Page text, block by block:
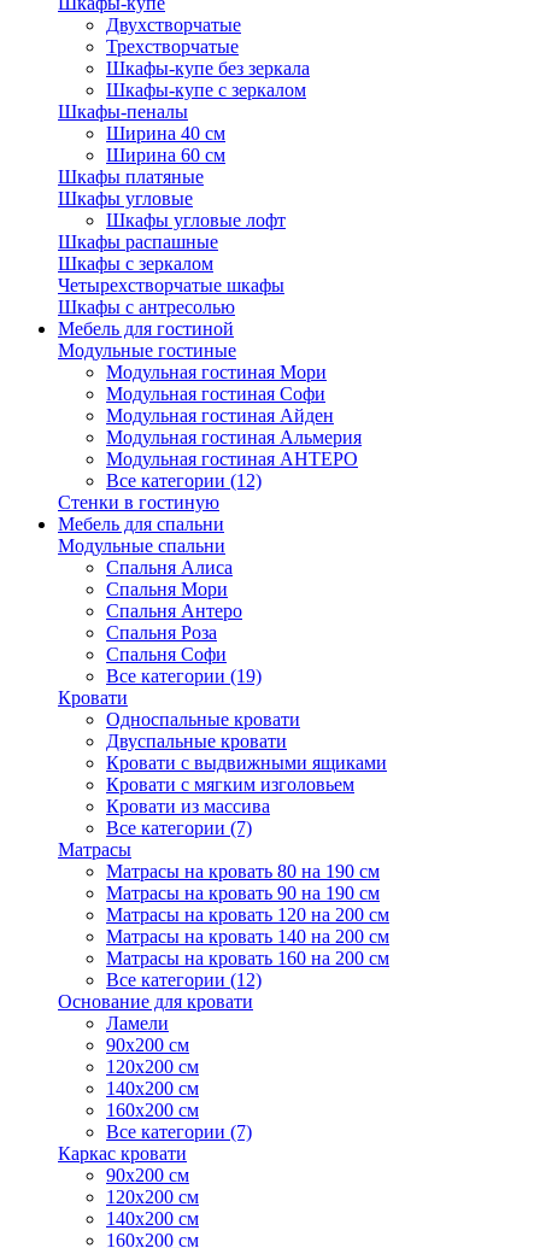
Двухстворчатые
Трехстворчатые
Шкафы-купе без зеркала
Шкафы-купе с зеркалом
Шкафы-пеналы
Ширина 40 см
Ширина 60 см
Шкафы платяные
Шкафы угловые
Шкафы угловые лофт
Шкафы распашные
Шкафы с зеркалом
Четырехстворчатые шкафы
Шкафы с антресолью
Мебель для гостиной
Модульные гостиные
Модульная гостиная Мори
Модульная гостиная Софи
Модульная гостиная Айден
Модульная гостиная Альмерия
Модульная гостиная АНТЕРО
Все категории (12)
Стенки в гостиную
Мебель для спальни
Модульные спальни
Спальня Алиса
Спальня Мори
Спальня Антеро
Спальня Роза
Спальня Софи
Все категории (19)
Кровати
Односпальные кровати
Двуспальные кровати
Кровати с выдвижными ящиками
Кровати с мягким изголовьем
Кровати из массива
Все категории (7)
Матрасы
Матрасы на кровать 80 на 190 см
Матрасы на кровать 90 на 190 см
Матрасы на кровать 120 на 200 см
Матрасы на кровать 140 на 200 см
Матрасы на кровать 160 на 200 см
Все категории (12)
Основание для кровати
Ламели
90х200 см
120х200 см
140х200 см
160х200 см
Все категории (7)
Каркас кровати
90х200 см
120х200 см
140х200 см
160х200 см